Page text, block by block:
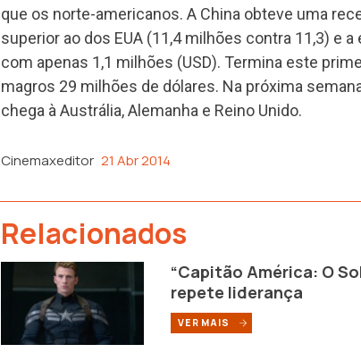
que os norte-americanos. A China obteve uma
superior ao dos EUA (11,4 milhões contra 11,3) e
com apenas 1,1 milhões (USD). Termina este
magros 29 milhões de dólares. Na próxima
chega à Austrália, Alemanha e Reino Unido.
Cinemaxeditor 21 Abr 2014
Relacionados
“Capitão América: O
repete liderança
VER MAIS